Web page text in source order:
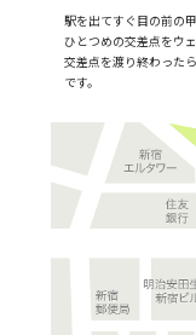
駅を出てすぐ目の前の
ひとつめの交差点をウ
交差点を渡り終わった
です。